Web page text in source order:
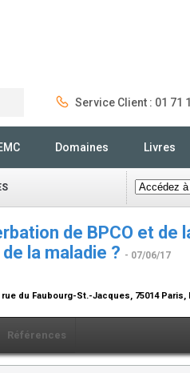
Service Client : 01 71
Domaines Livres
de BPCO et de
la maladie ? - 07/06/17
du Faubourg-St.-Jacques, 75014 Paris,
Références